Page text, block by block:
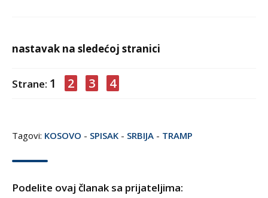
nastavak na sledećoj stranici
Strane: 1 2 3 4
Tagovi: KOSOVO - SPISAK - SRBIJA - TRAMP
Podelite ovaj članak sa prijateljima: